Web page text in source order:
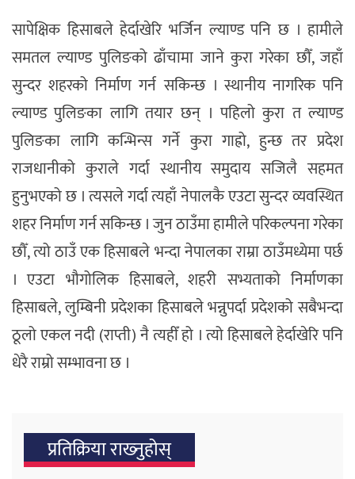
सापेक्षिक हिसाबले हेर्दाखेरि भर्जिन ल्याण्ड पनि छ । हामीले
समतल ल्याण्ड पुलिङको ढाँचामा जाने कुरा गरेका छौँ, जहाँ
सुन्दर शहरको निर्माण गर्न सकिन्छ । स्थानीय नागरिक पनि
ल्याण्ड पुलिङका लागि तयार छन् । पहिलो कुरा त ल्याण्ड
पुलिङका लागि कन्भिन्स गर्ने कुरा गाह्रो, हुन्छ तर प्रदेश
राजधानीको कुराले गर्दा स्थानीय समुदाय सजिलै सहमत
हुनुभएको छ । त्यसले गर्दा त्यहाँ नेपालकै एउटा सुन्दर व्यवस्थित
शहर निर्माण गर्न सकिन्छ । जुन ठाउँमा हामीले परिकल्पना गरेका
छौँ, त्यो ठाउँ एक हिसाबले भन्दा नेपालका राम्रा ठाउँमध्येमा पर्छ
। एउटा भौगोलिक हिसाबले, शहरी सभ्यताको निर्माणका
हिसाबले, लुम्बिनी प्रदेशका हिसाबले भन्नुपर्दा प्रदेशको सबैभन्दा
ठूलो एकल नदी (राप्ती) नै त्यहीँ हो । त्यो हिसाबले हेर्दाखेरि पनि
धेरै राम्रो सम्भावना छ ।
प्रतिक्रिया राख्‍नुहोस्